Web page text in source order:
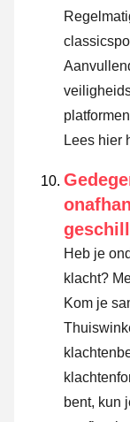
Lees hier
Heb je
klacht?
Kom je
bent, kun